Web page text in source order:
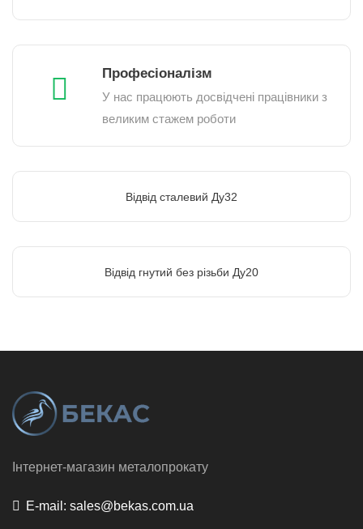
Професіоналізм
У нас працюють досвідчені працівники з
великим стажем роботи
Відвід сталевий Ду32
Відвід гнутий без різьби Ду20
Інтернет-магазин металопрокату
E-mail: sales@bekas.com.ua